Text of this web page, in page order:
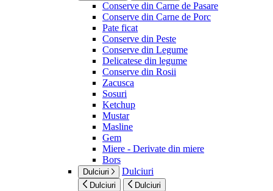
Conserve din Carne de Pasare
Conserve din Carne de Porc
Pate ficat
Conserve din Peste
Conserve din Legume
Delicatese din legume
Conserve din Rosii
Zacusca
Sosuri
Ketchup
Mustar
Masline
Gem
Miere - Derivate din miere
Bors
Dulciuri Dulciuri
Dulciuri Dulciuri